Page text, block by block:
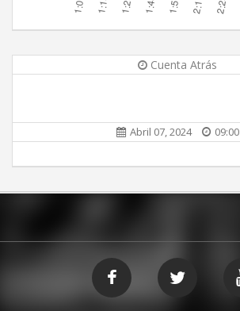
Cuenta Atrás
Abril 07, 2024 09:00